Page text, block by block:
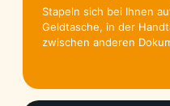
Stapeln sich bei Ihnen
Geldtasche, in der
zwischen anderen